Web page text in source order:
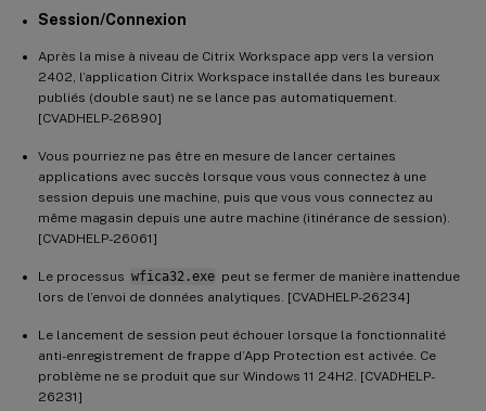
Session/Connexion
Après la mise à niveau de Citrix Workspace app vers la version
2402, l’application Citrix Workspace installée dans les bureaux
publiés (double saut) ne se lance pas automatiquement.
[CVADHELP-26890]
Vous pourriez ne pas être en mesure de lancer certaines
applications avec succès lorsque vous vous connectez à une
session depuis une machine, puis que vous vous connectez au
même magasin depuis une autre machine (itinérance de session).
[CVADHELP-26061]
Le processus wfica32.exe peut se fermer de manière inattendue
lors de l’envoi de données analytiques. [CVADHELP-26234]
Le lancement de session peut échouer lorsque la fonctionnalité
anti-enregistrement de frappe d’App Protection est activée. Ce
problème ne se produit que sur Windows 11 24H2. [CVADHELP-
26231]